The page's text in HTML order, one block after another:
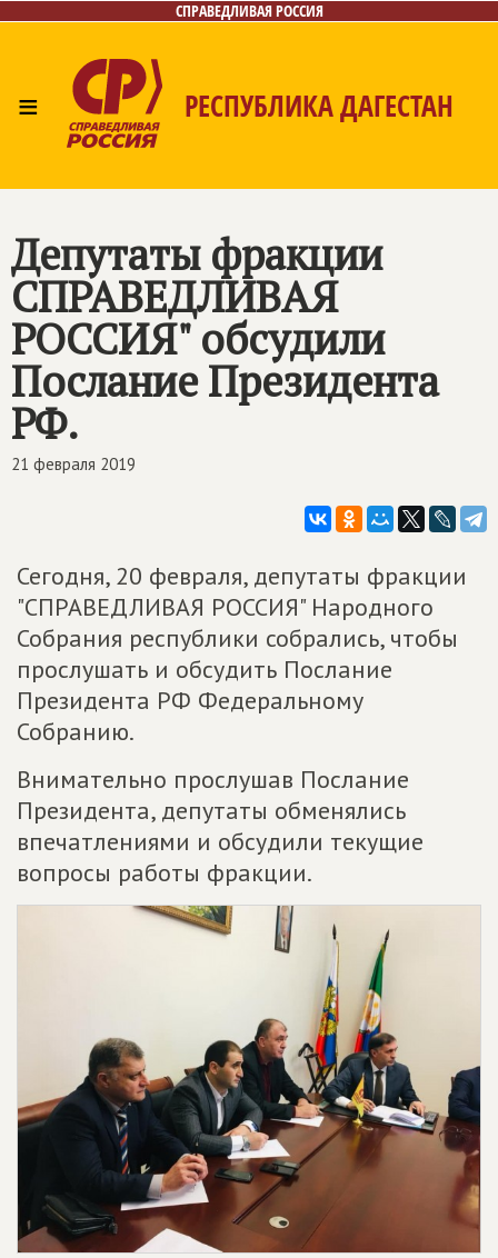
СПРАВЕДЛИВАЯ РОССИЯ
≡ РЕСПУБЛИКА ДАГЕСТАН
Контакты
Депутаты фракции
СПРАВЕДЛИВАЯ
РОССИЯ" обсудили
Послание Президента
РФ.
21 февраля 2019
Сегодня, 20 февраля, депутаты фракции
"СПРАВЕДЛИВАЯ РОССИЯ" Народного
Собрания республики собрались, чтобы
прослушать и обсудить Послание
Президента РФ Федеральному
Собранию.
Внимательно прослушав Послание
Президента, депутаты обменялись
впечатлениями и обсудили текущие
вопросы работы фракции.